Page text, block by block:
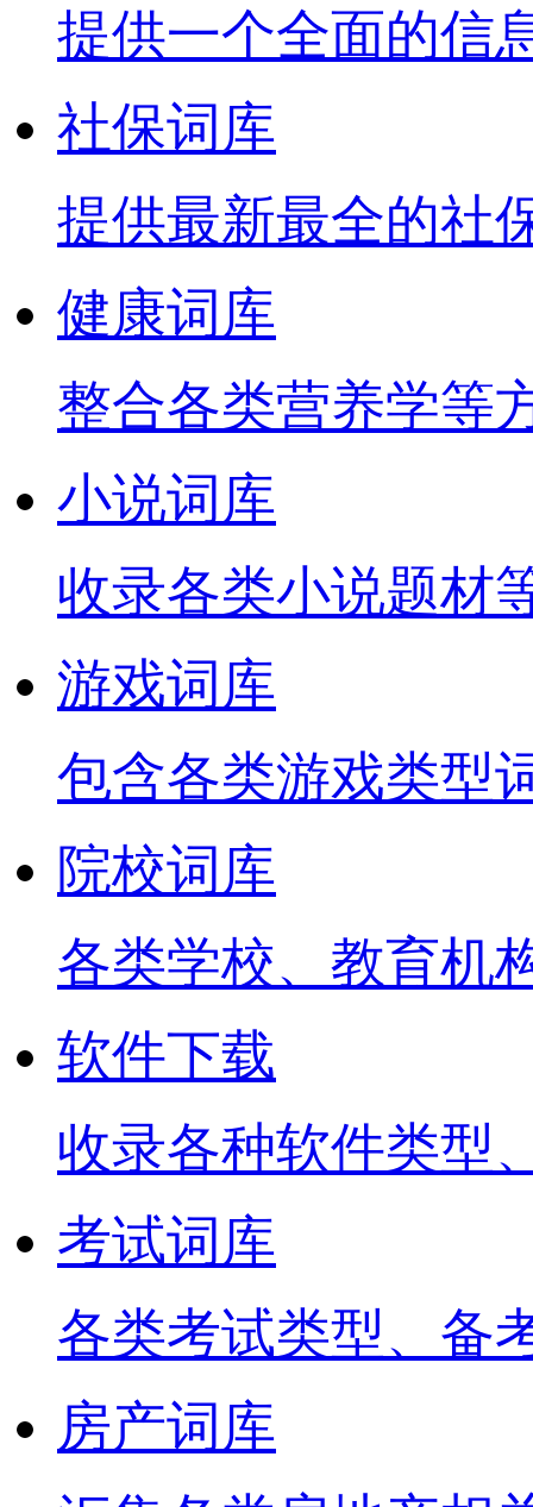
提供一个全面的信
社保词库
提供最新最全的社
健康词库
整合各类营养学等
小说词库
收录各类小说题材
游戏词库
包含各类游戏类型
院校词库
各类学校、教育机
软件下载
收录各种软件类型
考试词库
各类考试类型、备
房产词库